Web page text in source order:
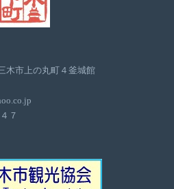
木市上の丸町４釜城館
７